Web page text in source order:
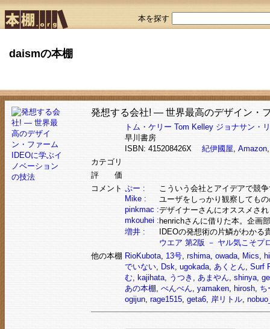
本を探す
daismの本棚
発想する会社! ― 世界最高のデザイン・
トム・ケリー Tom Kelley ジョナサン・
早川書房
ISBN: 415208426X 紀伊國屋, Amazon
カテゴリ
評 価
コメント ぷー :
こういう会社とアイデアで競
Mike :
ユーザをしっかり観察しても
pinkmac :デザイナーさんにオススメさ
mkouhei : henrichさんに借りた本。企画
増井 :
IDEOの発想術の片鱗がわか
ウエア 第2版 － ヤル気こそプ
他の本棚 RioKubota, 13号, rshima, owada, Mics,
でいない, Dsk, ugokada, あくとん, Surf
む, kajihata, うつき , あまやん, shinya,
あの本棚, ぺんぺん, yamaken, hirosh, ち
ogijun, rage1515, geta6, 岸リトル,